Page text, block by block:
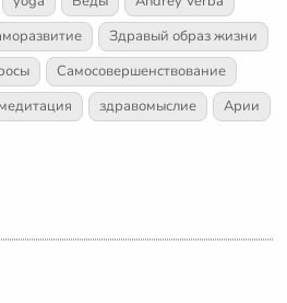
Здравый образ жизни
Самосовершенствование
медитация здравомыслие
Арии